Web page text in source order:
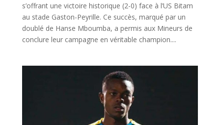
s’offrant une victoire historique (2-0) face à l’US Bitam
au stade Gaston-Peyrille. Ce succès, marqué par un
doublé de Hanse Mboumba, a permis aux Mineurs de
conclure leur campagne en véritable champion....